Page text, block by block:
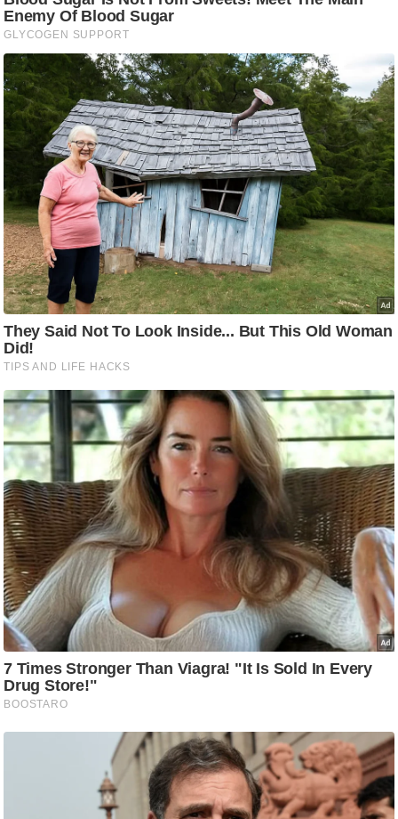
/
फै
श
न
घ
रे
स्खे
प
र्य
ट
न
स्थ
ल
फि
ट
ने
स
मं
त्रा
रि
ले
श
न
शि
प
रा
ज
नी
ति